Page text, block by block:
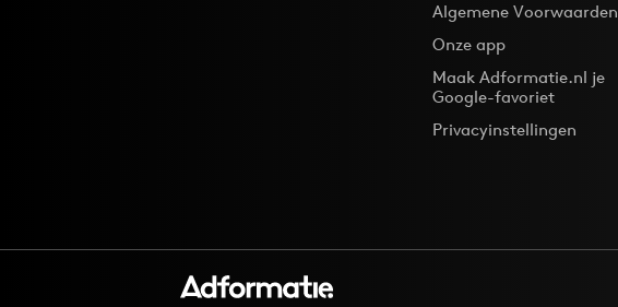
Algemene Voorwaarden
Onze app
Maak Adformatie.nl je
Google-favoriet
Privacyinstellingen